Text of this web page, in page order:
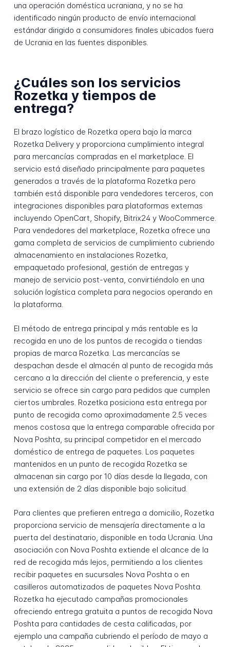
una operación doméstica ucraniana, y no se ha
identificado ningún producto de envío internacional
estándar dirigido a consumidores finales ubicados fuera
de Ucrania en las fuentes disponibles.
¿Cuáles son los servicios
Rozetka y tiempos de
entrega?
El brazo logístico de Rozetka opera bajo la marca
Rozetka Delivery y proporciona cumplimiento integral
para mercancías compradas en el marketplace. El
servicio está diseñado principalmente para paquetes
generados a través de la plataforma Rozetka pero
también está disponible para vendedores terceros, con
integraciones disponibles para plataformas externas
incluyendo OpenCart, Shopify, Bitrix24 y WooCommerce.
Para vendedores del marketplace, Rozetka ofrece una
gama completa de servicios de cumplimiento cubriendo
almacenamiento en instalaciones Rozetka,
empaquetado profesional, gestión de entregas y
manejo de servicio post-venta, convirtiéndolo en una
solución logística completa para negocios operando en
la plataforma.
El método de entrega principal y más rentable es la
recogida en uno de los puntos de recogida o tiendas
propias de marca Rozetka. Las mercancías se
despachan desde el almacén al punto de recogida más
cercano a la dirección del cliente o preferencia, y este
servicio se ofrece sin cargo para pedidos que cumplen
ciertos umbrales. Rozetka posiciona esta entrega por
punto de recogida como aproximadamente 2.5 veces
menos costosa que la entrega comparable ofrecida por
Nova Poshta, su principal competidor en el mercado
doméstico de entrega de paquetes. Los paquetes
mantenidos en un punto de recogida Rozetka se
almacenan sin cargo por 10 días desde la llegada, con
una extensión de 2 días disponible bajo solicitud.
Para clientes que prefieren entrega a domicilio, Rozetka
proporciona servicio de mensajería directamente a la
puerta del destinatario, disponible en toda Ucrania. Una
asociación con Nova Poshta extiende el alcance de la
red de recogida más lejos, permitiendo a los clientes
recibir paquetes en sucursales Nova Poshta o en
casilleros automatizados de paquetes Nova Poshta.
Rozetka ha ejecutado campañas promocionales
ofreciendo entrega gratuita a puntos de recogida Nova
Poshta para cantidades de cesta calificadas, por
ejemplo una campaña cubriendo el período de mayo a